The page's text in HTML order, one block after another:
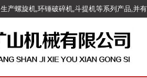
产螺旋机,环锤破碎机,斗提机等系列产品,并